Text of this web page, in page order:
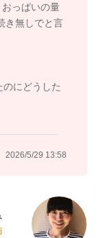
っぱいの量
き無しでと言
にどうした
2026/5/29 13:58